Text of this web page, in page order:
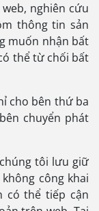
nghiên cứu
thông tin sản
muốn nhận bất
thể từ chối bất
cho bên thứ ba
chuyển phát
tôi lưu giữ
công khai
có thể tiếp cận